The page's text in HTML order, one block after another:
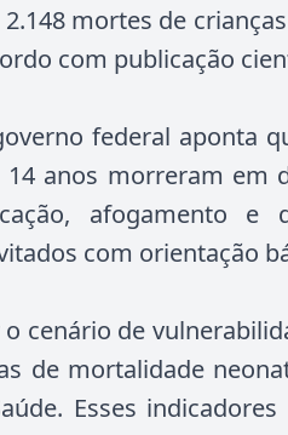
mortes de
com publicação
federal aponta
14 anos morreram em
afogamento
com orientação
cenário de
de mortalidade
Esses